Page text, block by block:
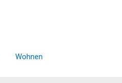
Wohnen